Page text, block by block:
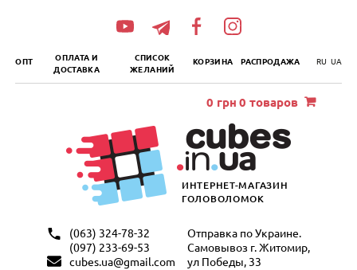
ОПТ
ОПЛАТА И
ДОСТАВКА
СПИСОК
ЖЕЛАНИЙ
КОРЗИНА РАСПРОДАЖА RU UA
ИНТЕРНЕТ-МАГАЗИН
ГОЛОВОЛОМОК
(063) 324-78-32
(097) 233-69-53
cubes.ua@gmail.com
Отправка по Украине.
Самовывоз г. Житомир,
ул Победы, 33
0 грн 0 товаров